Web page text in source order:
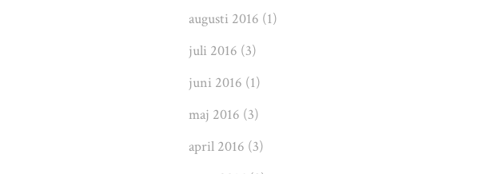
augusti 2016 (1)
juli 2016 (3)
juni 2016 (1)
maj 2016 (3)
april 2016 (3)